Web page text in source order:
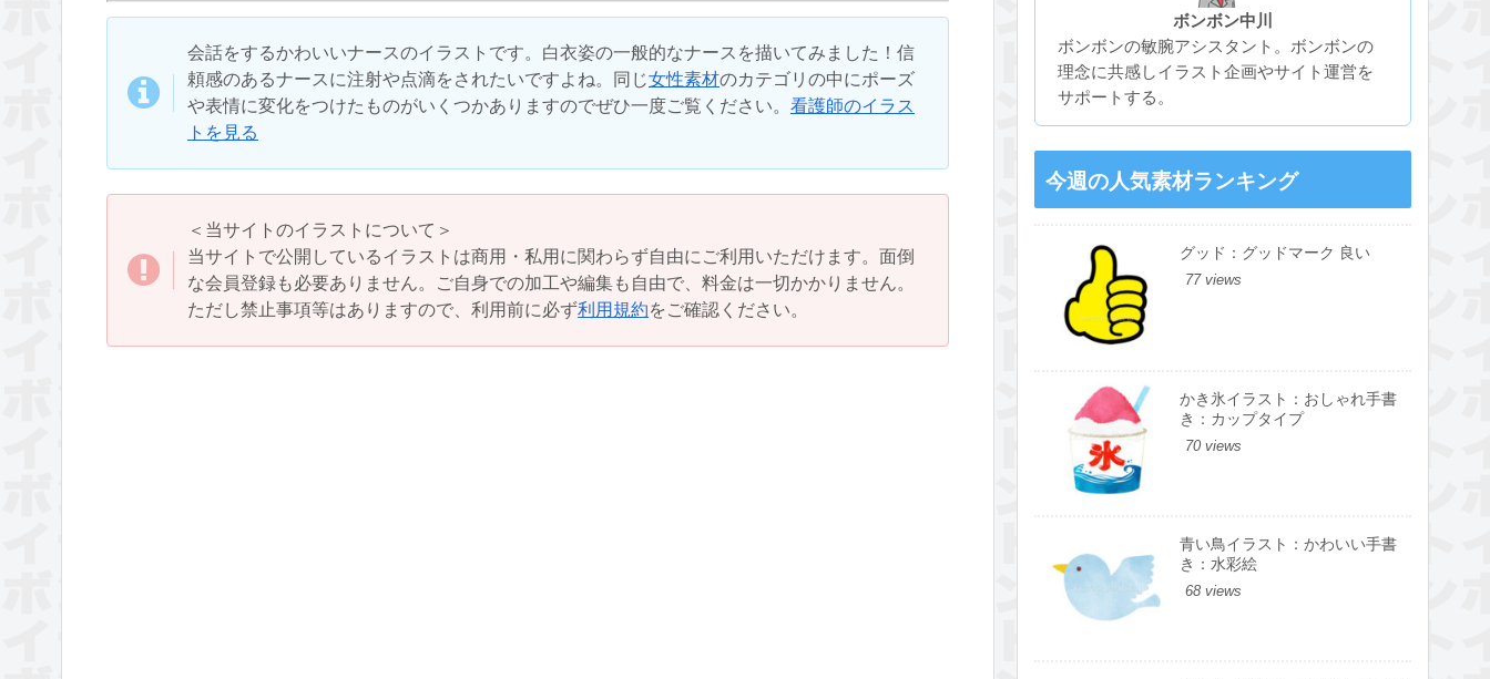
会話をするかわいいナースのイラストです。白衣姿の一般的なナースを描いてみました！信
頼感のあるナースに注射や点滴をされたいですよね。同じ女性素材のカテゴリの中にポーズ
や表情に変化をつけたものがいくつかありますのでぜひ一度ご覧ください。 看護師のイラス
トを見る
＜当サイトのイラストについて＞
当サイトで公開しているイラストは商用・私用に関わらず自由にご利用いただけます。面倒
な会員登録も必要ありません。ご自身での加工や編集も自由で、料金は一切かかりません。
ただし禁止事項等はありますので、利用前に必ず利用規約をご確認ください。
ボンボン中川
ボンボンの敏腕アシスタント。ボンボンの
理念に共感しイラスト企画やサイト運営を
サポートする。
今週の人気素材ランキング
グッド：グッドマーク 良い
77 views
かき氷イラスト：おしゃれ手書
き：カップタイプ
70 views
青い鳥イラスト：かわいい手書
き：水彩絵
68 views